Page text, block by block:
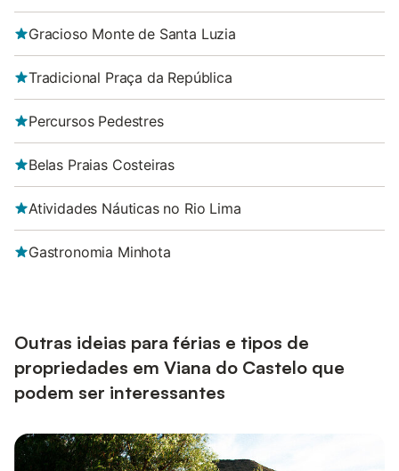
Gracioso Monte de Santa Luzia
Tradicional Praça da República
Percursos Pedestres
Belas Praias Costeiras
Atividades Náuticas no Rio Lima
Gastronomia Minhota
Outras ideias para férias e tipos de
propriedades em Viana do Castelo que
podem ser interessantes